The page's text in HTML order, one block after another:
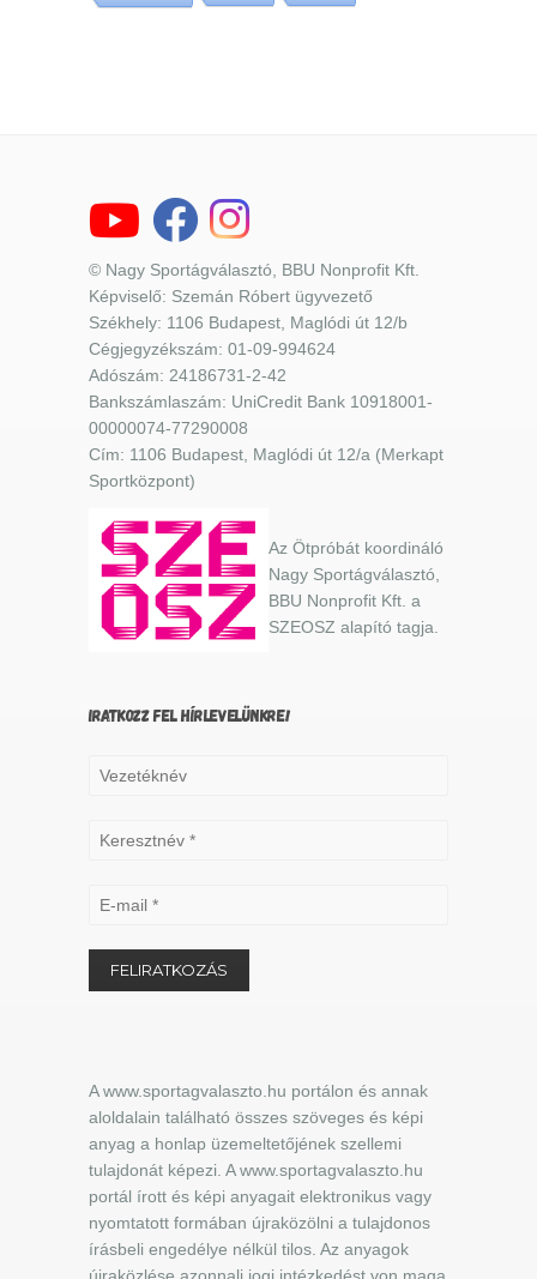
© Nagy Sportágválasztó, BBU Nonprofit Kft.
Képviselő: Szemán Róbert ügyvezető
Székhely: 1106 Budapest, Maglódi út 12/b
Cégjegyzékszám: 01-09-994624
Adószám: 24186731-2-42
Bankszámlaszám: UniCredit Bank 10918001-
00000074-77290008
Cím: 1106 Budapest, Maglódi út 12/a (Merkapt
Sportközpont)
Az Ötpróbát koordináló
Nagy Sportágválasztó,
BBU Nonprofit Kft. a
SZEOSZ alapító tagja.
IRATKOZZ FEL HÍRLEVELÜNKRE!
A www.sportagvalaszto.hu portálon és annak
aloldalain található összes szöveges és képi
anyag a honlap üzemeltetőjének szellemi
tulajdonát képezi. A www.sportagvalaszto.hu
portál írott és képi anyagait elektronikus vagy
nyomtatott formában újraközölni a tulajdonos
írásbeli engedélye nélkül tilos. Az anyagok